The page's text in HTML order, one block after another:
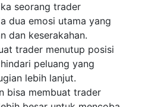
seorang trader
dua emosi utama yang
dan keserakahan.
trader menutup posisi
peluang yang
lebih lanjut.
bisa membuat trader